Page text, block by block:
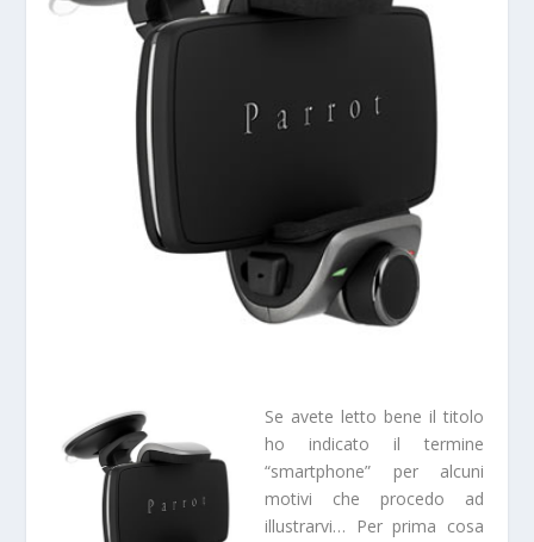
Se avete letto bene il titolo
ho indicato il termine
“smartphone” per alcuni
motivi che procedo ad
illustrarvi… Per prima cosa